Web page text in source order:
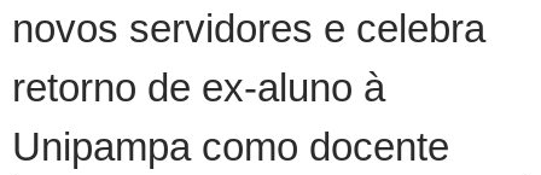
novos servidores e celebra
retorno de ex-aluno à
Unipampa como docente